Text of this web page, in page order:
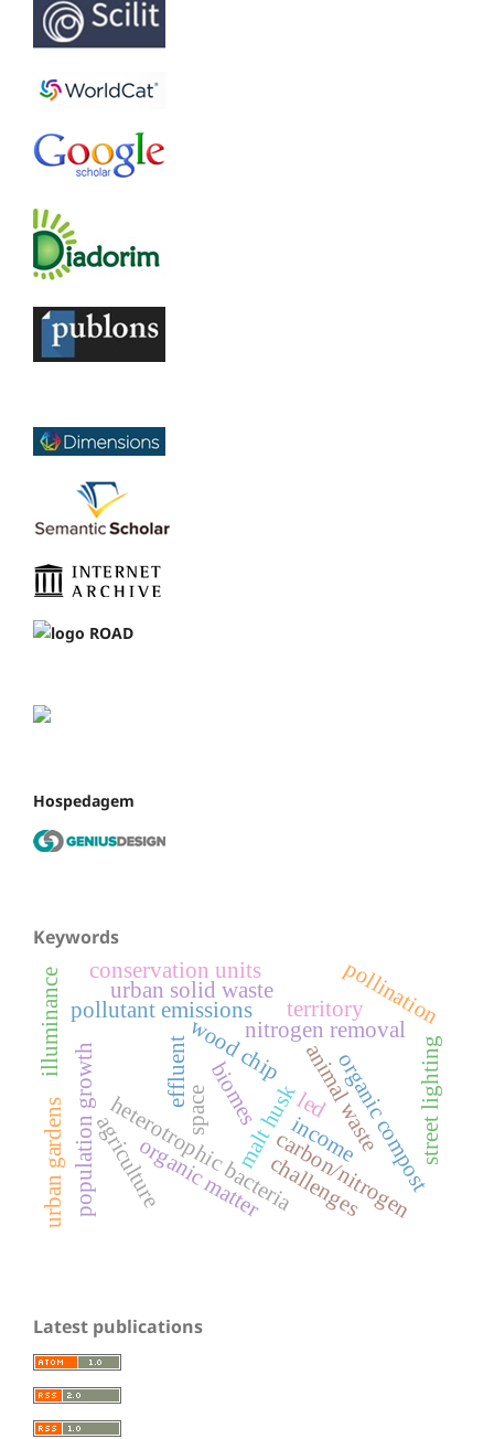
Hospedagem
Keywords
effluent
malt husk
wood chip
heterotrophic bacteria
nitrogen removal
population growth
pollutant emissions
urban solid waste
carbon/nitrogen
animal waste
organic matter
pollination
organic compost
urban gardens agriculture
space
income
territory
street lighting
led
illuminance
biomes
conservation units
challenges
Latest publications